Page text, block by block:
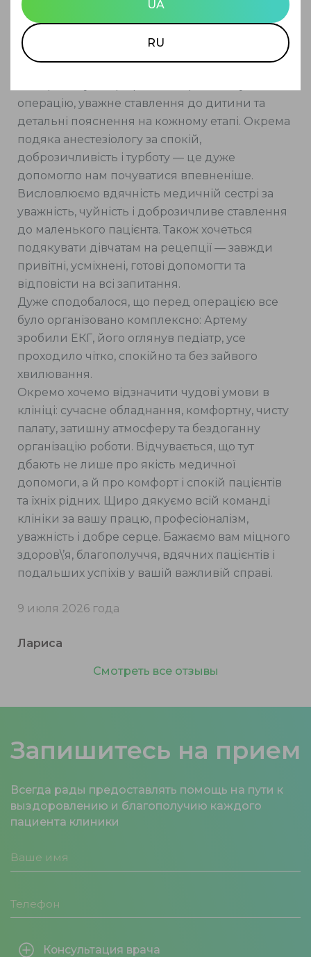
за високий професіоналізм, турботу та
людяність.
Нашому онуку Артему проводили аденотомію.
Щиро дякуємо лікарю Шпортько Богдану
операцію, уважне ставлення до дитини та
детальні пояснення на кожному етапі. Окрема
подяка анестезіологу за спокій,
доброзичливість і турботу — це дуже
допомогло нам почуватися впевненіше.
Висловлюємо вдячність медичній сестрі за
уважність, чуйність і доброзичливе ставлення
до маленького пацієнта. Також хочеться
подякувати дівчатам на рецепції — завжди
привітні, усміхнені, готові допомогти та
відповісти на всі запитання.
Дуже сподобалося, що перед операцією все
було організовано комплексно: Артему
зробили ЕКГ, його оглянув педіатр, усе
проходило чітко, спокійно та без зайвого
хвилювання.
Окремо хочемо відзначити чудові умови в
клініці: сучасне обладнання, комфортну, чисту
палату, затишну атмосферу та бездоганну
організацію роботи. Відчувається, що тут
дбають не лише про якість медичної
допомоги, а й про комфорт і спокій пацієнтів
та їхніх рідних. Щиро дякуємо всій команді
клініки за вашу працю, професіоналізм,
уважність і добре серце. Бажаємо вам міцного
здоров\’я, благополуччя, вдячних пацієнтів і
подальших успіхів у вашій важливій справі.
9 июля 2026 года
Лариса
Смотреть все отзывы
Запишитесь на прием
Всегда рады предоставлять помощь на пути к
выздоровлению и благополучию каждого
пациента клиники
Консультация врача
UA
RU